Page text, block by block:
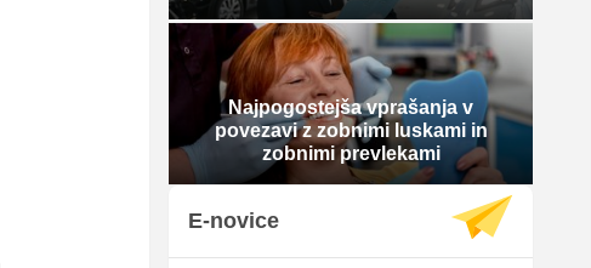
Najpogostejša vprašanja v
povezavi z zobnimi luskami in
zobnimi prevlekami
E-novice